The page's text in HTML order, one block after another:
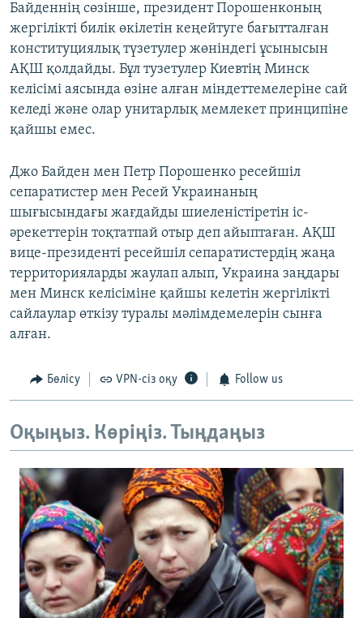
Байденнің сөзінше, президент Порошенконың
жергілікті билік өкілетін кеңейтуге бағытталған
конституциялық түзетулер жөніндегі ұсынысын
АҚШ қолдайды. Бұл тузетулер Киевтің Минск
келісімі аясында өзіне алған міндеттемелеріне сай
келеді және олар унитарлық мемлекет принципіне
қайшы емес.
Джо Байден мен Петр Порошенко ресейшіл
сепаратистер мен Ресей Украинаның
шығысындағы жағдайды шиеленістіретін іс-
әрекеттерін тоқтатпай отыр деп айыптаған. АҚШ
вице-президенті ресейшіл сепаратистердің жаңа
территорияларды жаулап алып, Украина заңдары
мен Минск келісіміне қайшы келетін жергілікті
сайлаулар өткізу туралы мәлімдемелерін сынға
алған.
Бөлісу VPN-сіз оқу Follow us
Оқыңыз. Көріңіз. Тыңдаңыз